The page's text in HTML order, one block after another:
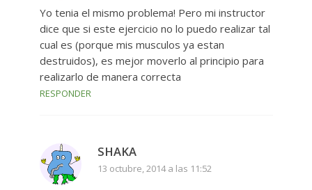
Yo tenia el mismo problema! Pero mi instructor
dice que si este ejercicio no lo puedo realizar tal
cual es (porque mis musculos ya estan
destruidos), es mejor moverlo al principio para
realizarlo de manera correcta
RESPONDER
SHAKA
13 octubre, 2014 a las 11:52